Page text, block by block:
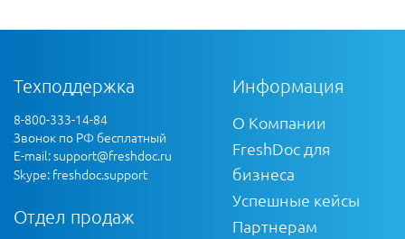
Техподдержка
8-800-333-14-84
Звонок по РФ бесплатный
E-mail:support@freshdoc.ru
Skype: freshdoc.support
Отдел продаж
Информация
О Компании
FreshDoc для
бизнеса
Успешные кейсы
Партнерам